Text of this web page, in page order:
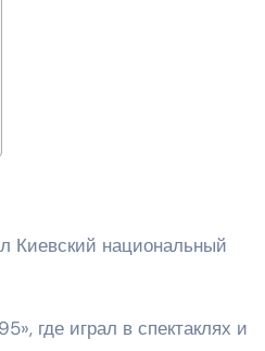
Киевский национальный
где играл в спектаклях и